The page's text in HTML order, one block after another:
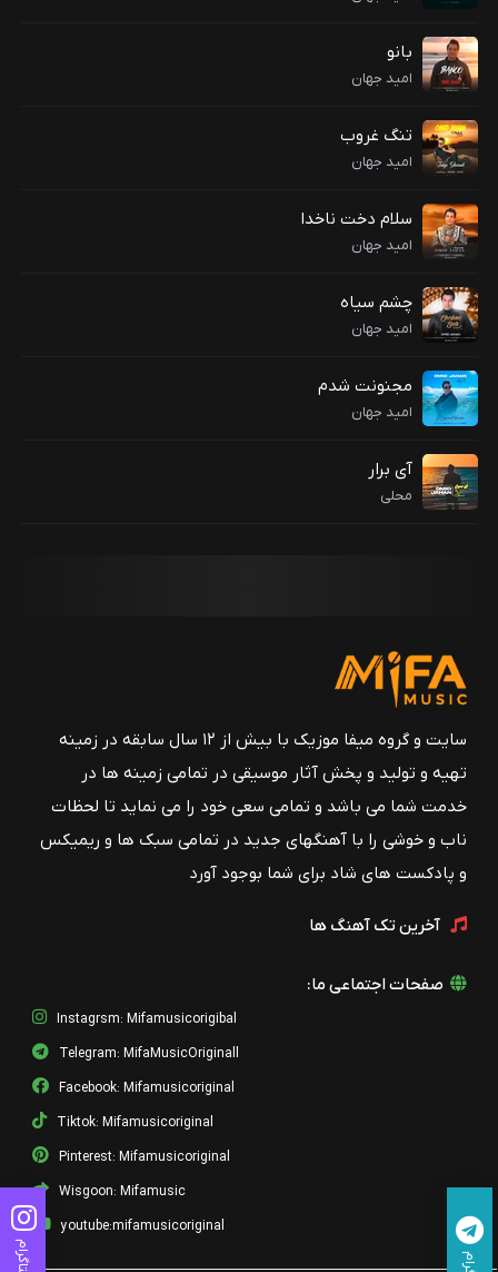
بانو
امید جهان
تنگ غروب
امید جهان
سلام دخت ناخدا
امید جهان
چشم سیاه
امید جهان
مجنونت شدم
امید جهان
آی برار
محلی
سایت و گروه میفا موزیک با بیش از ۱۲ سال سابقه در زمینه
تهیه و تولید و پخش آثار موسیقی در تمامی زمینه ها در
خدمت شما می باشد و تمامی سعی خود را می نماید تا لحظات
ناب و خوشی را با آهنگهای جدید در تمامی سبک ها و ریمیکس
و پادکست های شاد برای شما بوجود آورد
آخرین تک آهنگ ها
صفحات اجتماعی ما:
Instagrsm: Mifamusicorigibal
Telegram: MifaMusicOriginall
Facebook: Mifamusicoriginal
Tiktok: Mifamusicoriginal
Pinterest: Mifamusicoriginal
Wisgoon: Mifamusic
youtube:mifamusicoriginal